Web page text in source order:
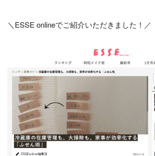
＼ ESSE onlineでご紹介いただきました！ ／